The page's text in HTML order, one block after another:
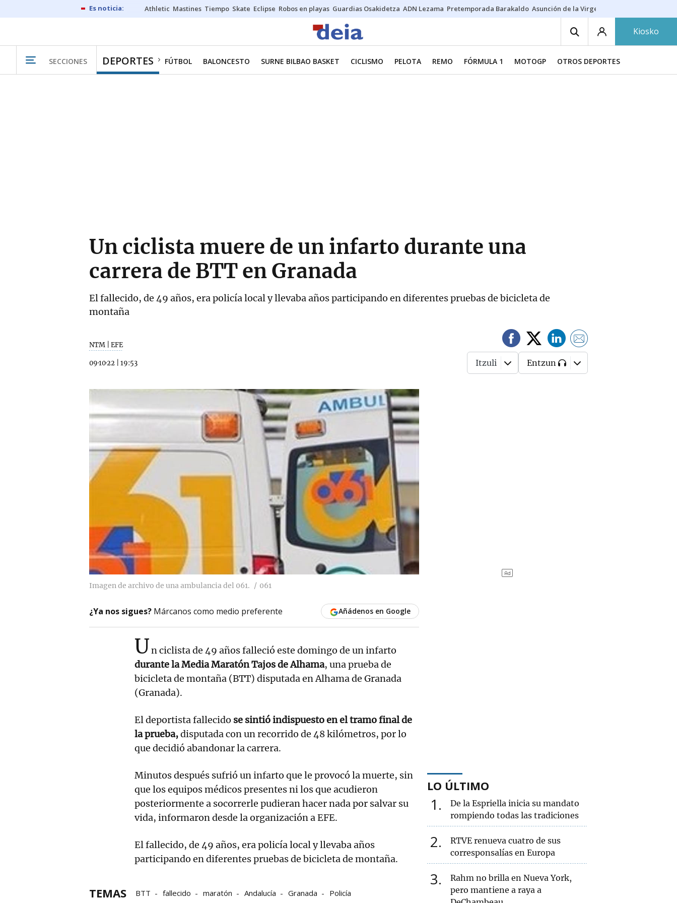
Athletic Mastines Tiempo Skate Eclipse Robos en playas Guardias Osakidetza ADN Lezama Pretemporada Barakaldo Asunción de la Virgen
Kiosko
SECCIONES DEPORTES FÚTBOL BALONCESTO SURNE BILBAO BASKET CICLISMO PELOTA REMO FÓRMULA 1 MOTOGP OTROS DEPORTES
Un ciclista muere de un infarto durante una
carrera de BTT en Granada
El fallecido, de 49 años, era policía local y llevaba años participando en diferentes pruebas de bicicleta de
montaña
NTM | EFE
09·10·22 19:53 Itzuli Entzun
Imagen de archivo de una ambulancia del 061. 061
¿Ya nos sigues? Márcanos como medio preferente Añádenos en Google
Un ciclista de 49 años falleció este domingo de un infarto
durante la Media Maratón Tajos de Alhama, una prueba de
bicicleta de montaña (BTT) disputada en Alhama de Granada
(Granada).
El deportista fallecido se sintió indispuesto en el tramo final de
la prueba,disputada con un recorrido de 48 kilómetros, por lo
que decidió abandonar la carrera.
Minutos después sufrió un infarto que le provocó la muerte, sin
que los equipos médicos presentes ni los que acudieron
posteriormente a socorrerle pudieran hacer nada por salvar su
vida, informaron desde la organización a EFE.
El fallecido, de 49 años, era policía local y llevaba años
participando en diferentes pruebas de bicicleta de montaña.
TEMAS BTT fallecido maratón Andalucía Granada Policía
LO ÚLTIMO
1
De la Espriella inicia su mandato
rompiendo todas las tradiciones
2
RTVE renueva cuatro de sus
corresponsalías en Europa
3
Rahm no brilla en Nueva York,
pero mantiene a raya a